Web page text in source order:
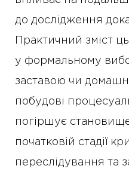
до дослідження
Практичний зміст
у формальному
заставою чи
побудові
погіршує
початковій стадії
переслідування та